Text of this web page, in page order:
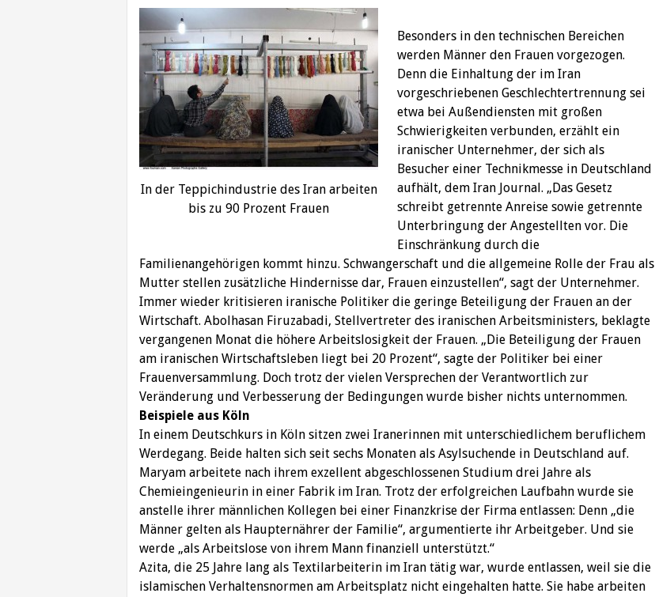
In der Teppichindustrie des Iran arbeiten
bis zu 90 Prozent Frauen
Besonders in den technischen Bereichen
werden Männer den Frauen vorgezogen.
Denn die Einhaltung der im Iran
vorgeschriebenen Geschlechtertrennung sei
etwa bei Außendiensten mit großen
Schwierigkeiten verbunden, erzählt ein
iranischer Unternehmer, der sich als
Besucher einer Technikmesse in Deutschland
aufhält, dem Iran Journal. „Das Gesetz
schreibt getrennte Anreise sowie getrennte
Unterbringung der Angestellten vor. Die
Einschränkung durch die
Familienangehörigen kommt hinzu. Schwangerschaft und die allgemeine Rolle der Frau als
Mutter stellen zusätzliche Hindernisse dar, Frauen einzustellen“, sagt der Unternehmer.
Immer wieder kritisieren iranische Politiker die geringe Beteiligung der Frauen an der
Wirtschaft. Abolhasan Firuzabadi, Stellvertreter des iranischen Arbeitsministers, beklagte
vergangenen Monat die höhere Arbeitslosigkeit der Frauen. „Die Beteiligung der Frauen
am iranischen Wirtschaftsleben liegt bei 20 Prozent“, sagte der Politiker bei einer
Frauenversammlung. Doch trotz der vielen Versprechen der Verantwortlich zur
Veränderung und Verbesserung der Bedingungen wurde bisher nichts unternommen.
Beispiele aus Köln
In einem Deutschkurs in Köln sitzen zwei Iranerinnen mit unterschiedlichem beruflichem
Werdegang. Beide halten sich seit sechs Monaten als Asylsuchende in Deutschland auf.
Maryam arbeitete nach ihrem exzellent abgeschlossenen Studium drei Jahre als
Chemieingenieurin in einer Fabrik im Iran. Trotz der erfolgreichen Laufbahn wurde sie
anstelle ihrer männlichen Kollegen bei einer Finanzkrise der Firma entlassen: Denn „die
Männer gelten als Haupternährer der Familie“, argumentierte ihr Arbeitgeber. Und sie
werde „als Arbeitslose von ihrem Mann finanziell unterstützt.“
Azita, die 25 Jahre lang als Textilarbeiterin im Iran tätig war, wurde entlassen, weil sie die
islamischen Verhaltensnormen am Arbeitsplatz nicht eingehalten hatte. Sie habe arbeiten